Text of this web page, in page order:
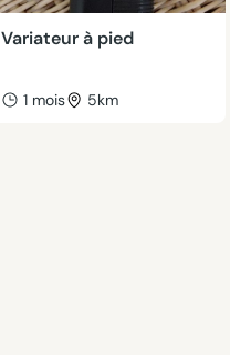
Variateur à pied
1 mois 5km